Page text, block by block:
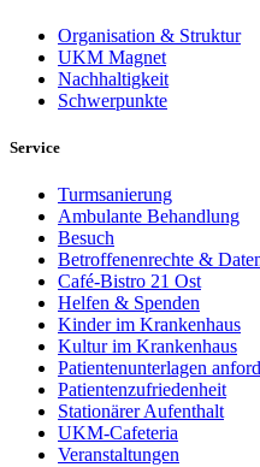
Organisation & Struktur
UKM Magnet
Nachhaltigkeit
Schwerpunkte
Service
Turmsanierung
Ambulante Behandlung
Besuch
Betroffenenrechte &
Café-Bistro 21 Ost
Helfen & Spenden
Kinder im Krankenhaus
Kultur im Krankenhaus
Patientenunterlagen
Patientenzufriedenheit
Stationärer Aufenthalt
UKM-Cafeteria
Veranstaltungen